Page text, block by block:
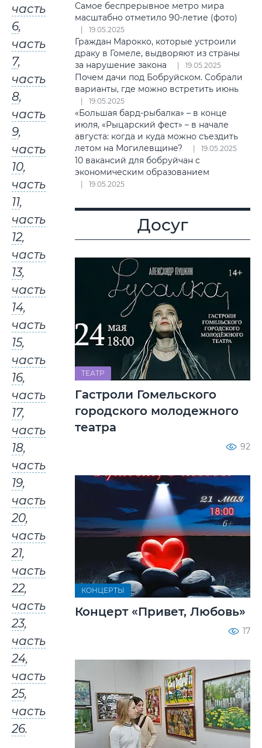
часть
6,
часть
7,
часть
8,
часть
9,
часть
10,
часть
11,
часть
12,
часть
13,
часть
14,
часть
15,
часть
16,
часть
17,
часть
18,
часть
19,
часть
20,
часть
21,
часть
22,
часть
23,
часть
24,
часть
25,
часть
26.
Самое беспрерывное метро мира
масштабно отметило 90-летие (фото)
19.05.2025
Граждан Марокко, которые устроили
драку в Гомеле, выдворяют из страны
за нарушение закона
19.05.2025
Почем дачи под Бобруйском. Собрали
варианты, где можно встретить июнь
19.05.2025
«Большая бард-рыбалка» – в конце
июля, «Рыцарский фест» – в начале
августа: когда и куда можно съездить
летом на Могилевщине?
19.05.2025
10 вакансий для бобруйчан с
экономическим образованием
19.05.2025
Досуг
ТЕАТР
Гастроли Гомельского
городского молодежного
театра
92
КОНЦЕРТЫ
Концерт «Привет, Любовь»
17